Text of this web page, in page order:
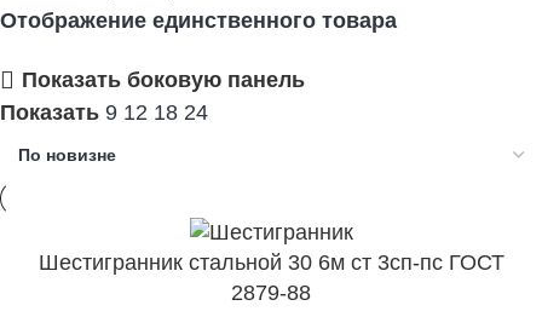
Отображение единственного товара
Показать боковую панель
Показать 9 12 18 24
Шестигранник стальной 30 6м ст 3сп-пс ГОСТ
2879-88